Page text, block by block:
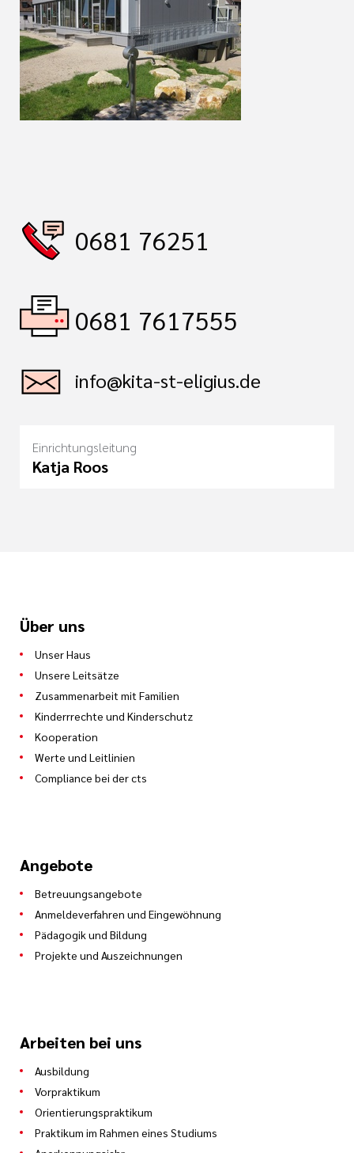
0681 76251
0681 7617555
info@kita-st-eligius.de
Einrichtungsleitung
Katja Roos
Über uns
Unser Haus
Unsere Leitsätze
Zusammenarbeit mit Familien
Kinderrrechte und Kinderschutz
Kooperation
Werte und Leitlinien
Compliance bei der cts
Angebote
Betreuungsangebote
Anmeldeverfahren und Eingewöhnung
Pädagogik und Bildung
Projekte und Auszeichnungen
Arbeiten bei uns
Ausbildung
Vorpraktikum
Orientierungspraktikum
Praktikum im Rahmen eines Studiums